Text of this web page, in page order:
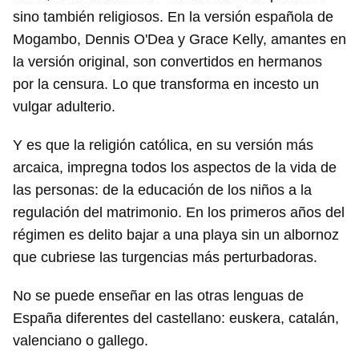
sino también religiosos. En la versión española de
Mogambo, Dennis O'Dea y Grace Kelly, amantes en
la versión original, son convertidos en hermanos
por la censura. Lo que transforma en incesto un
vulgar adulterio.
Y es que la religión católica, en su versión más
arcaica, impregna todos los aspectos de la vida de
las personas: de la educación de los niños a la
regulación del matrimonio. En los primeros años del
régimen es delito bajar a una playa sin un albornoz
que cubriese las turgencias más perturbadoras.
No se puede enseñar en las otras lenguas de
España diferentes del castellano: euskera, catalán,
valenciano o gallego.